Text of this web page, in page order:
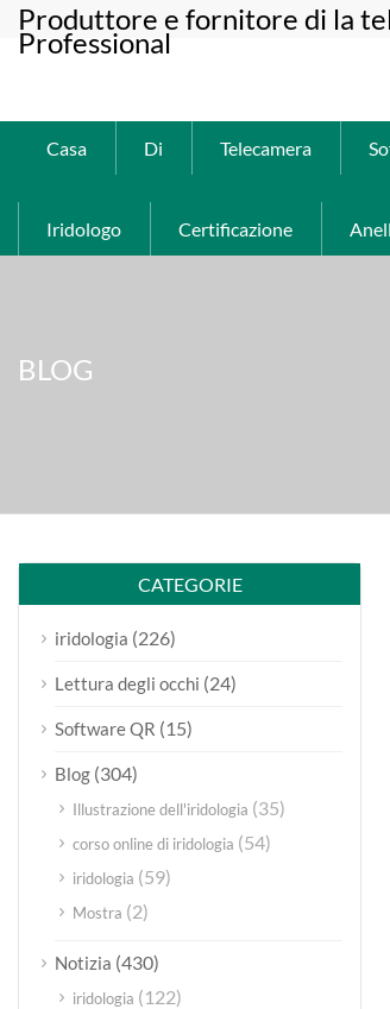
Produttore e fornitore di la
Professional
Casa
Di Telecamera
Iridologo Certificazione
BLOG
CATEGORIE
iridologia (226)
Lettura degli occhi (24)
Software QR (15)
Blog (304)
Illustrazione dell'iridologia (35)
corso online di iridologia (54)
iridologia (59)
Mostra (2)
Notizia (430)
iridologia (122)